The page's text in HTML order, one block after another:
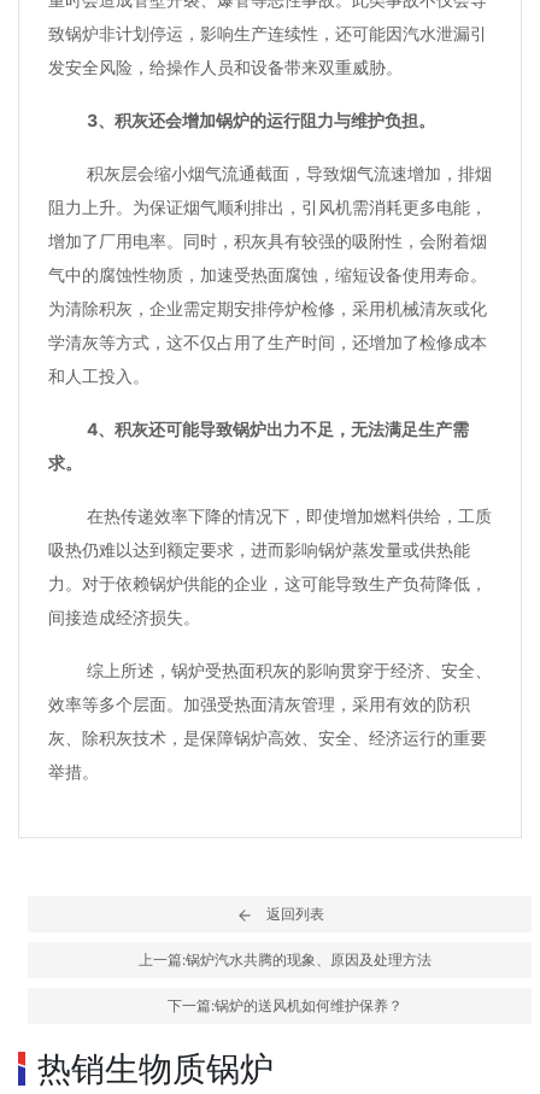
致锅炉非计划停运，影响生产连续性，还可能因汽水泄漏引
发安全风险，给操作人员和设备带来双重威胁。
3、积灰还会增加锅炉的运行阻力与维护负担。
积灰层会缩小烟气流通截面，导致烟气流速增加，排烟
阻力上升。为保证烟气顺利排出，引风机需消耗更多电能，
增加了厂用电率。同时，积灰具有较强的吸附性，会附着烟
气中的腐蚀性物质，加速受热面腐蚀，缩短设备使用寿命。
为清除积灰，企业需定期安排停炉检修，采用机械清灰或化
学清灰等方式，这不仅占用了生产时间，还增加了检修成本
和人工投入。
4、积灰还可能导致锅炉出力不足，无法满足生产需
求。
在热传递效率下降的情况下，即使增加燃料供给，工质
吸热仍难以达到额定要求，进而影响锅炉蒸发量或供热能
力。对于依赖锅炉供能的企业，这可能导致生产负荷降低，
间接造成经济损失。
综上所述，锅炉受热面积灰的影响贯穿于经济、安全、
效率等多个层面。加强受热面清灰管理，采用有效的防积
灰、除积灰技术，是保障锅炉高效、安全、经济运行的重要
举措。
返回列表
上一篇:锅炉汽水共腾的现象、原因及处理方法
下一篇:锅炉的送风机如何维护保养？
热销生物质锅炉